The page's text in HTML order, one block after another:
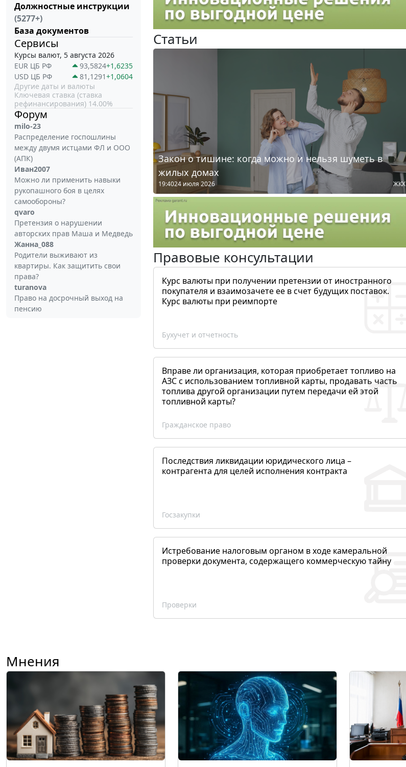
Должностные инструкции
(5277+)
База документов
Сервисы
Курсы валют, 5 августа 2026
EUR ЦБ РФ
93,5824+1,6235
USD ЦБ РФ
81,1291+1,0604
Другие даты и валюты
Ключевая ставка (ставка
рефинансирования) 14.00%
Форум
milo-23
Распределение госпошлины
между двумя истцами ФЛ и ООО
(АПК)
Иван2007
Можно ли применить навыки
рукопашного боя в целях
самообороны?
qvaro
Претензия о нарушении
авторских прав Маша и Медведь
Жанна_088
Родители выживают из
квартиры. Как защитить свои
права?
turanova
Право на досрочный выход на
пенсию
Статьи
Закон о тишине: когда можно и нельзя шуметь в
жилых домах
19:4024 июля 2026 ЖКХ
Правовые консультации
Курс валюты при получении претензии от иностранного
покупателя и взаимозачете ее в счет будущих поставок.
Курс валюты при реимпорте
Бухучет и отчетность
Вправе ли организация, которая приобретает топливо на
АЗС с использованием топливной карты, продавать часть
топлива другой организации путем передачи ей этой
топливной карты?
Гражданское право
Последствия ликвидации юридического лица –
контрагента для целей исполнения контракта
Госзакупки
Истребование налоговым органом в ходе камеральной
проверки документа, содержащего коммерческую тайну
Проверки
Мнения